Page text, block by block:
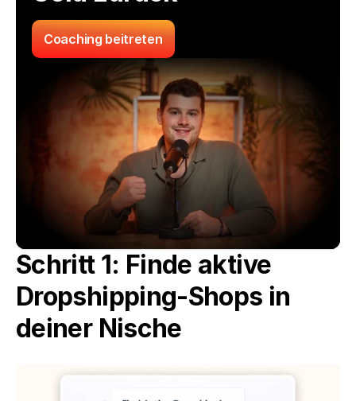
Coaching beitreten
Schritt 1: Finde aktive
Dropshipping-Shops in
deiner Nische